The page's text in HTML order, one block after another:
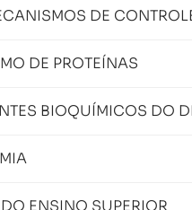
DE
DE PROTEÍNAS
BIOQUÍMICOS DO
ENSINO SUPERIOR